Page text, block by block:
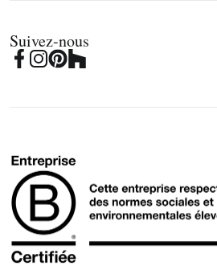
Suivez-nous